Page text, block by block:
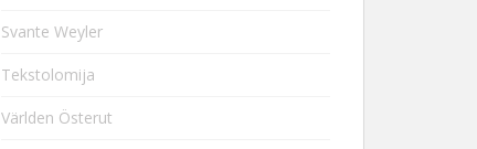
Svante Weyler
Tekstolomija
Världen Österut